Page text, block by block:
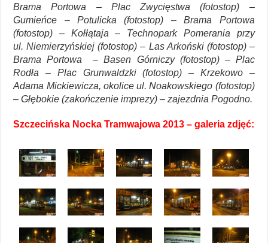
Brama Portowa – Plac Zwycięstwa (fotostop) –
Gumieńce – Potulicka (fotostop) – Brama Portowa
(fotostop) – Kołłątaja – Technopark Pomerania przy
ul. Niemierzyńskiej (fotostop) – Las Arkoński (fotostop) –
Brama Portowa – Basen Górniczy (fotostop) – Plac
Rodła – Plac Grunwaldzki (fotostop) – Krzekowo –
Adama Mickiewicza, okolice ul. Noakowskiego (fotostop)
– Głębokie (zakończenie imprezy) – zajezdnia Pogodno.
Szczecińska Nocka Tramwajowa 2013 – galeria zdjęć: